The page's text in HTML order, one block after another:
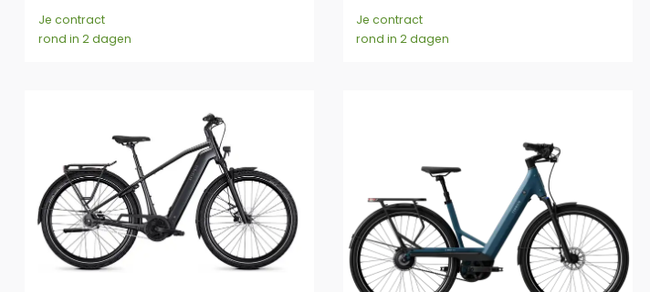
Je contract
rond in 2 dagen
Je contract
rond in 2 dagen